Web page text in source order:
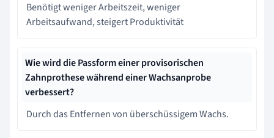
Benötigt weniger Arbeitszeit, weniger
Arbeitsaufwand, steigert Produktivität
Wie wird die Passform einer provisorischen
Zahnprothese während einer Wachsanprobe
verbessert?
Durch das Entfernen von überschüssigem Wachs.